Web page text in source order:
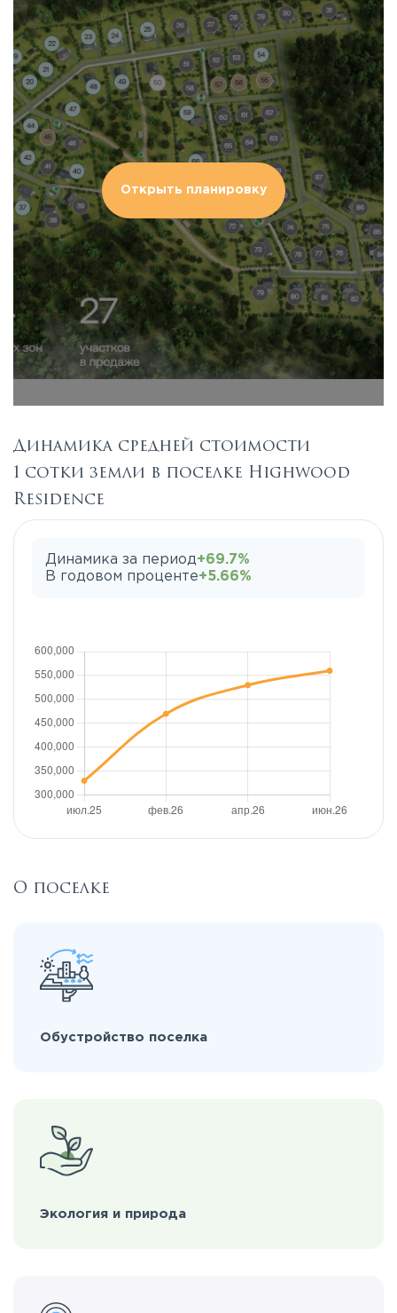
Открыть планировку
Динамика средней стоимости
1 сотки земли в поселке Highwood
Residence
Динамика за период+69.7%
В годовом проценте+5.66%
О поселке
Обустройство поселка
Экология и природа